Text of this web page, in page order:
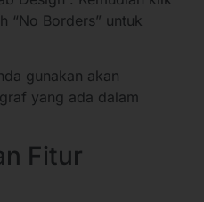
“No Borders” untuk
gunakan akan
yang ada dalam
Fitur